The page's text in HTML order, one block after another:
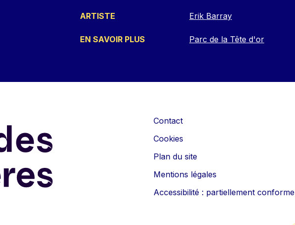
ARTISTE Erik Barray
EN SAVOIR PLUS Parc de la Tête d'or
Contact
Cookies
Plan du site
Mentions légales
Accessibilité : partiellement conforme